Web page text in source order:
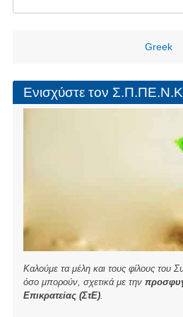
o
o
Greek
Ενισχύστε τον
Καλούμε τα μέλη και τους φίλους του
όσο μπορούν, σχετικά με την
Επικρατείας (ΣτΕ).